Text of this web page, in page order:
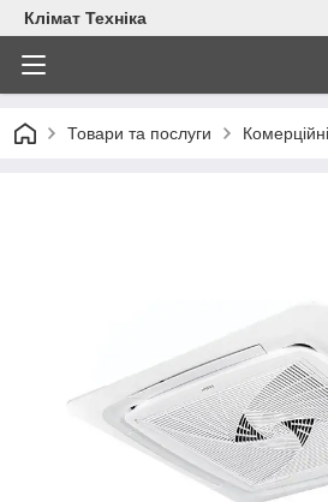
Клімат Техніка
Товари та послуги